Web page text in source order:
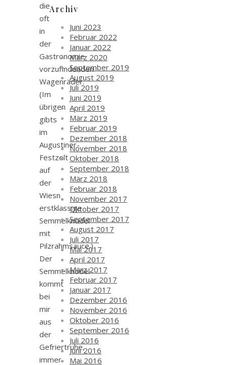
die
oft
in
der
Gastronomie
vorzufindenden
Wagenräder.
(Im
übrigen
gibts
im
Augustiner-
Festzelt
auf
der
Wiesn
erstklassige
Semmelknödel
mit
Pilzrahmsauce.)
Der
Semmelknödel
kommt
bei
mir
aus
der
Gefriertruhe,
immer
Archiv
Juni 2023
Februar 2022
Januar 2022
März 2020
September 2019
August 2019
Juli 2019
Juni 2019
April 2019
März 2019
Februar 2019
Dezember 2018
November 2018
Oktober 2018
September 2018
März 2018
Februar 2018
November 2017
Oktober 2017
September 2017
August 2017
Juli 2017
Mai 2017
April 2017
März 2017
Februar 2017
Januar 2017
Dezember 2016
November 2016
Oktober 2016
September 2016
Juli 2016
Juni 2016
Mai 2016